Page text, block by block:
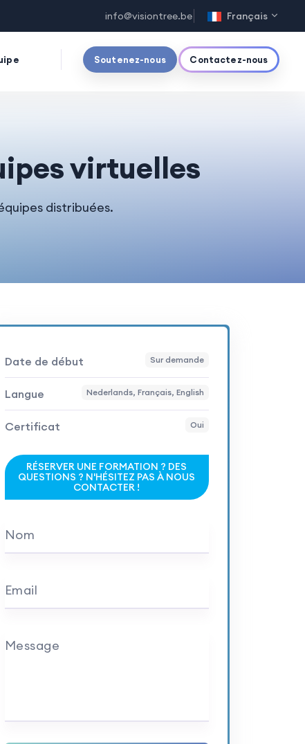
info@visiontree.be Français
Soutenez-nous Contactez-nous
virtuelles
distribuées.
Date de début Sur demande
Langue Nederlands, Français, English
Certificat Oui
RÉSERVER UNE FORMATION ? DES
QUESTIONS ? N'HÉSITEZ PAS À NOUS
CONTACTER !
Nom
Email
Message